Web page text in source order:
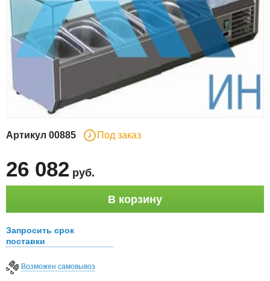
Артикул 00885 Под заказ
26 082 руб.
В корзину
Запросить срок
поставки
Возможен самовывоз